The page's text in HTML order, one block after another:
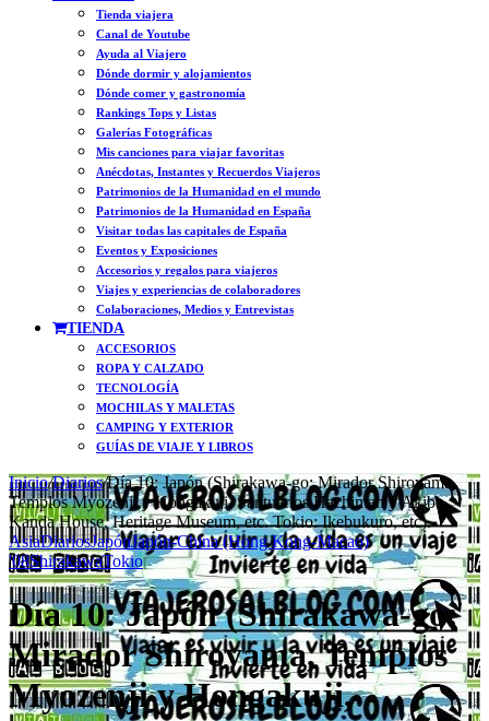
Tienda viajera
Canal de Youtube
Ayuda al Viajero
Dónde dormir y alojamientos
Dónde comer y gastronomía
Rankings Tops y Listas
Galerías Fotográficas
Mis canciones para viajar favoritas
Anécdotas, Instantes y Recuerdos Viajeros
Patrimonios de la Humanidad en el mundo
Patrimonios de la Humanidad en España
Visitar todas las capitales de España
Eventos y Exposiciones
Accesorios y regalos para viajeros
Viajes y experiencias de colaboradores
Colaboraciones, Medios y Entrevistas
TIENDA
ACCESORIOS
ROPA Y CALZADO
TECNOLOGÍA
MOCHILAS Y MALETAS
CAMPING Y EXTERIOR
GUÍAS DE VIAJE Y LIBROS
Inicio/Diarios/Día 10: Japón (Shirakawa-go: Mirador Shiroyama,
Templos Myozenji y Hongakuji, Santuarios Hachiman y Akiba,
Kanda House, Heritage Museum, etc. Tokio: Ikebukuro, etc).
AsiaDiariosJapónJapón-China (Hong Kong-Macao)
'08ShirakawaTokio
Día 10: Japón (Shirakawa-go:
Mirador Shiroyama, Templos
Myozenji y Hongakuji,